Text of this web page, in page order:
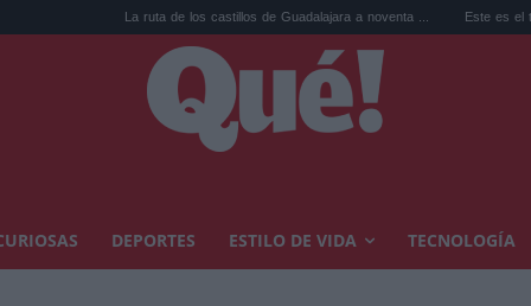
La ruta de los castillos de Guadalajara a noventa ... Este es el top 10 de
DEPORTES ESTILO DE VIDA TECNOLOGÍA